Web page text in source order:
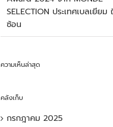
SELECTION ประเทศเบลเยีย
ซ้อน
ความเห็นล่าสุด
คลังเก็บ
กรกฎาคม 2025